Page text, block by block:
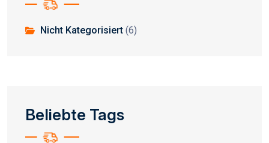
Nicht Kategorisiert (6)
Beliebte Tags